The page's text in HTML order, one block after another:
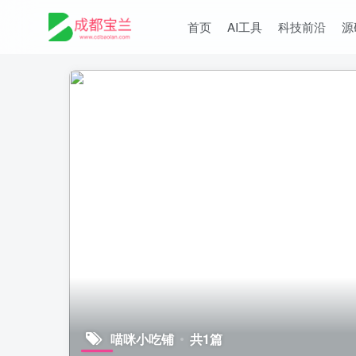
首页 AI工具 科技前沿
喵咪小吃铺 共1篇